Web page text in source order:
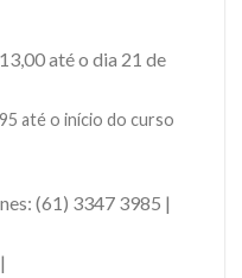
até o dia 21 de
até o início do curso
(61) 3347 3985 |